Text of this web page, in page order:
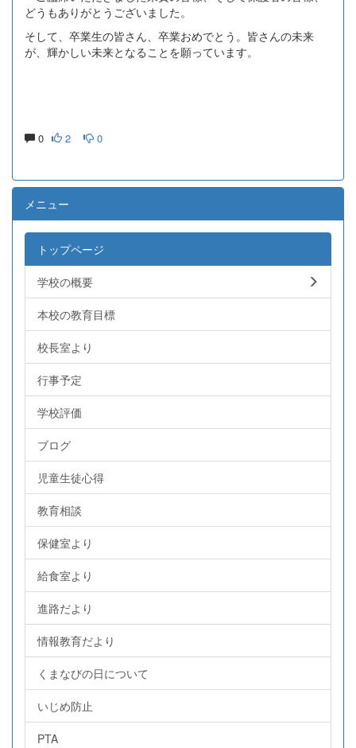
どうもありがとうございました。
そして、卒業生の皆さん、卒業おめでとう。皆さんの未来
が、輝かしい未来となることを願っています。
0 2 0
メニュー
トップページ
学校の概要
本校の教育目標
校長室より
行事予定
学校評価
ブログ
児童生徒心得
教育相談
保健室より
給食室より
進路だより
情報教育だより
くまなびの日について
いじめ防止
PTA